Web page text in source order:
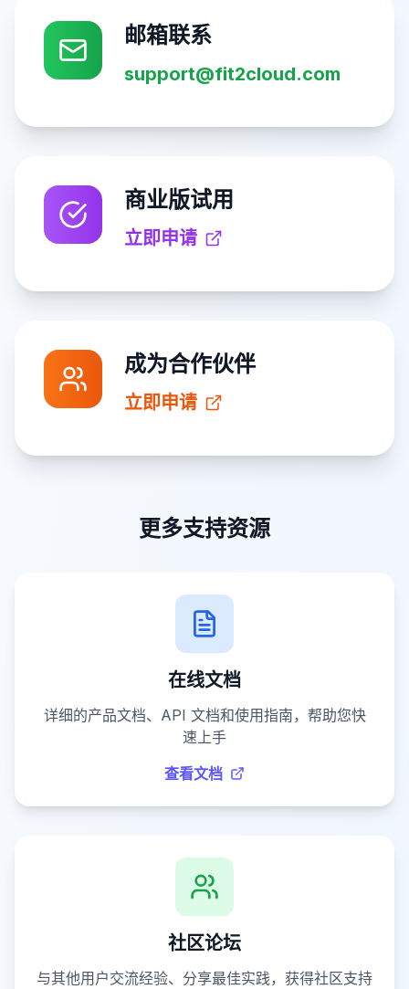
邮箱联系
support@fit2cloud.com
商业版试用
立即申请
成为合作伙伴
立即申请
更多支持资源
在线文档
详细的产品文档、API 文档和使用指南，帮助您快
速上手
查看文档
社区论坛
与其他用户交流经验、分享最佳实践，获得社区支持